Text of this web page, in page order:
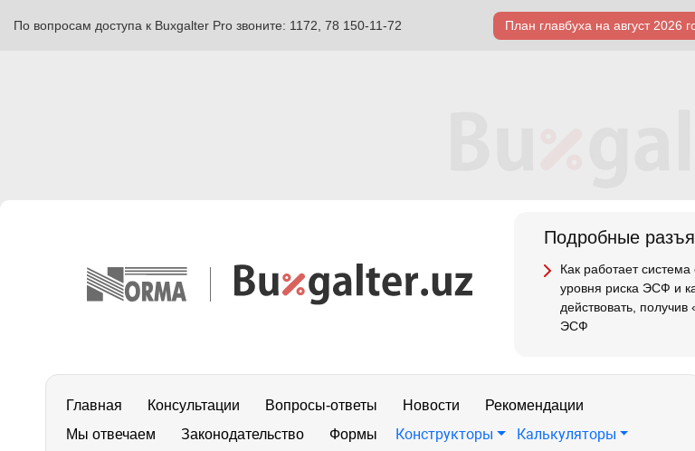
По вопросам доступа к Buxgalter Pro звоните: 1172, 78 150-11-72 План главбуха на август 2026
Подробные
Как работает система
уровня риска ЭСФ и
действовать, получив
ЭСФ
Главная Консультации Вопросы-ответы Новости
Рекомендации
Мы отвечаем
Законодательство Формы Конструкторы Калькуляторы